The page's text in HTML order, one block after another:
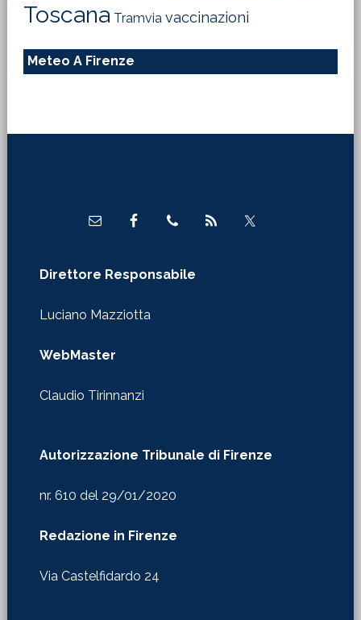
Toscana Tramvia vaccinazioni
Meteo A Firenze
Direttore Responsabile
Luciano Mazziotta
WebMaster
Claudio Tirinnanzi
Autorizzazione Tribunale di Firenze
nr. 610 del 29/01/2020
Redazione in Firenze
Via Castelfidardo 24